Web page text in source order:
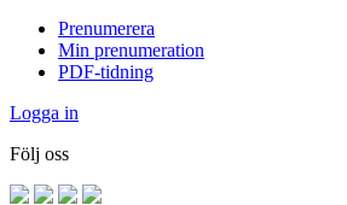
Prenumerera
Min prenumeration
PDF-tidning
Logga in
Följ oss